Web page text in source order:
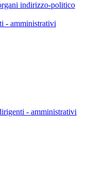
indirizzo-politico
- amministrativi
- amministrativi